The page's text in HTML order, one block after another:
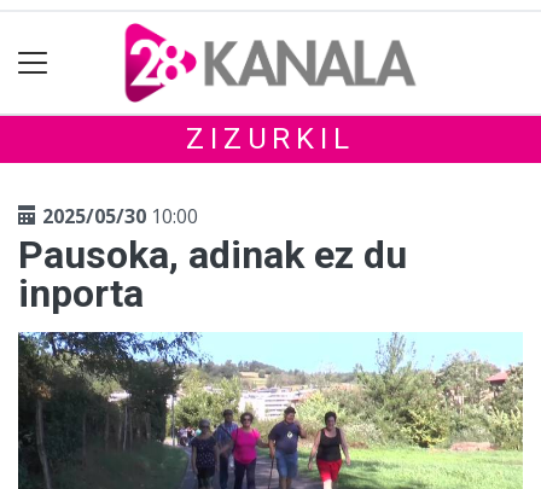
ZIZURKIL
2025/05/30 10:00
Pausoka, adinak ez du
inporta